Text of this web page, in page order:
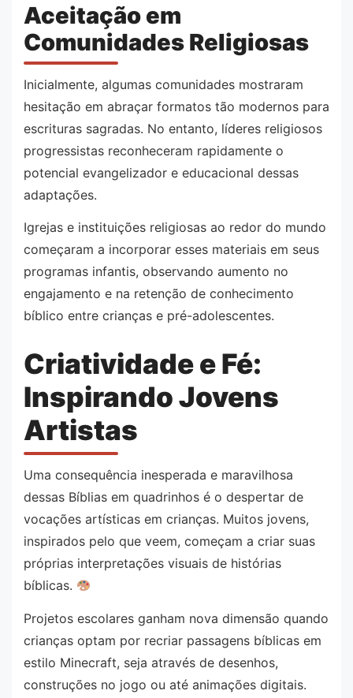
Aceitação em
Comunidades Religiosas
Inicialmente, algumas comunidades mostraram
hesitação em abraçar formatos tão modernos para
escrituras sagradas. No entanto, líderes religiosos
progressistas reconheceram rapidamente o
potencial evangelizador e educacional dessas
adaptações.
Igrejas e instituições religiosas ao redor do mundo
começaram a incorporar esses materiais em seus
programas infantis, observando aumento no
engajamento e na retenção de conhecimento
bíblico entre crianças e pré-adolescentes.
Criatividade e Fé:
Inspirando Jovens
Artistas
Uma consequência inesperada e maravilhosa
dessas Bíblias em quadrinhos é o despertar de
vocações artísticas em crianças. Muitos jovens,
inspirados pelo que veem, começam a criar suas
próprias interpretações visuais de histórias
bíblicas.
Projetos escolares ganham nova dimensão quando
crianças optam por recriar passagens bíblicas em
estilo Minecraft, seja através de desenhos,
construções no jogo ou até animações digitais.